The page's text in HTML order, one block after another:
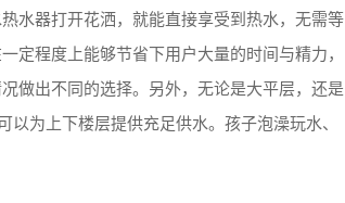
器打开花洒，就能直接享受到热水，无需等
定程度上能够节省下用户大量的时间与精力，
做出不同的选择。另外，无论是大平层，还是
为上下楼层提供充足供水。孩子泡澡玩水、